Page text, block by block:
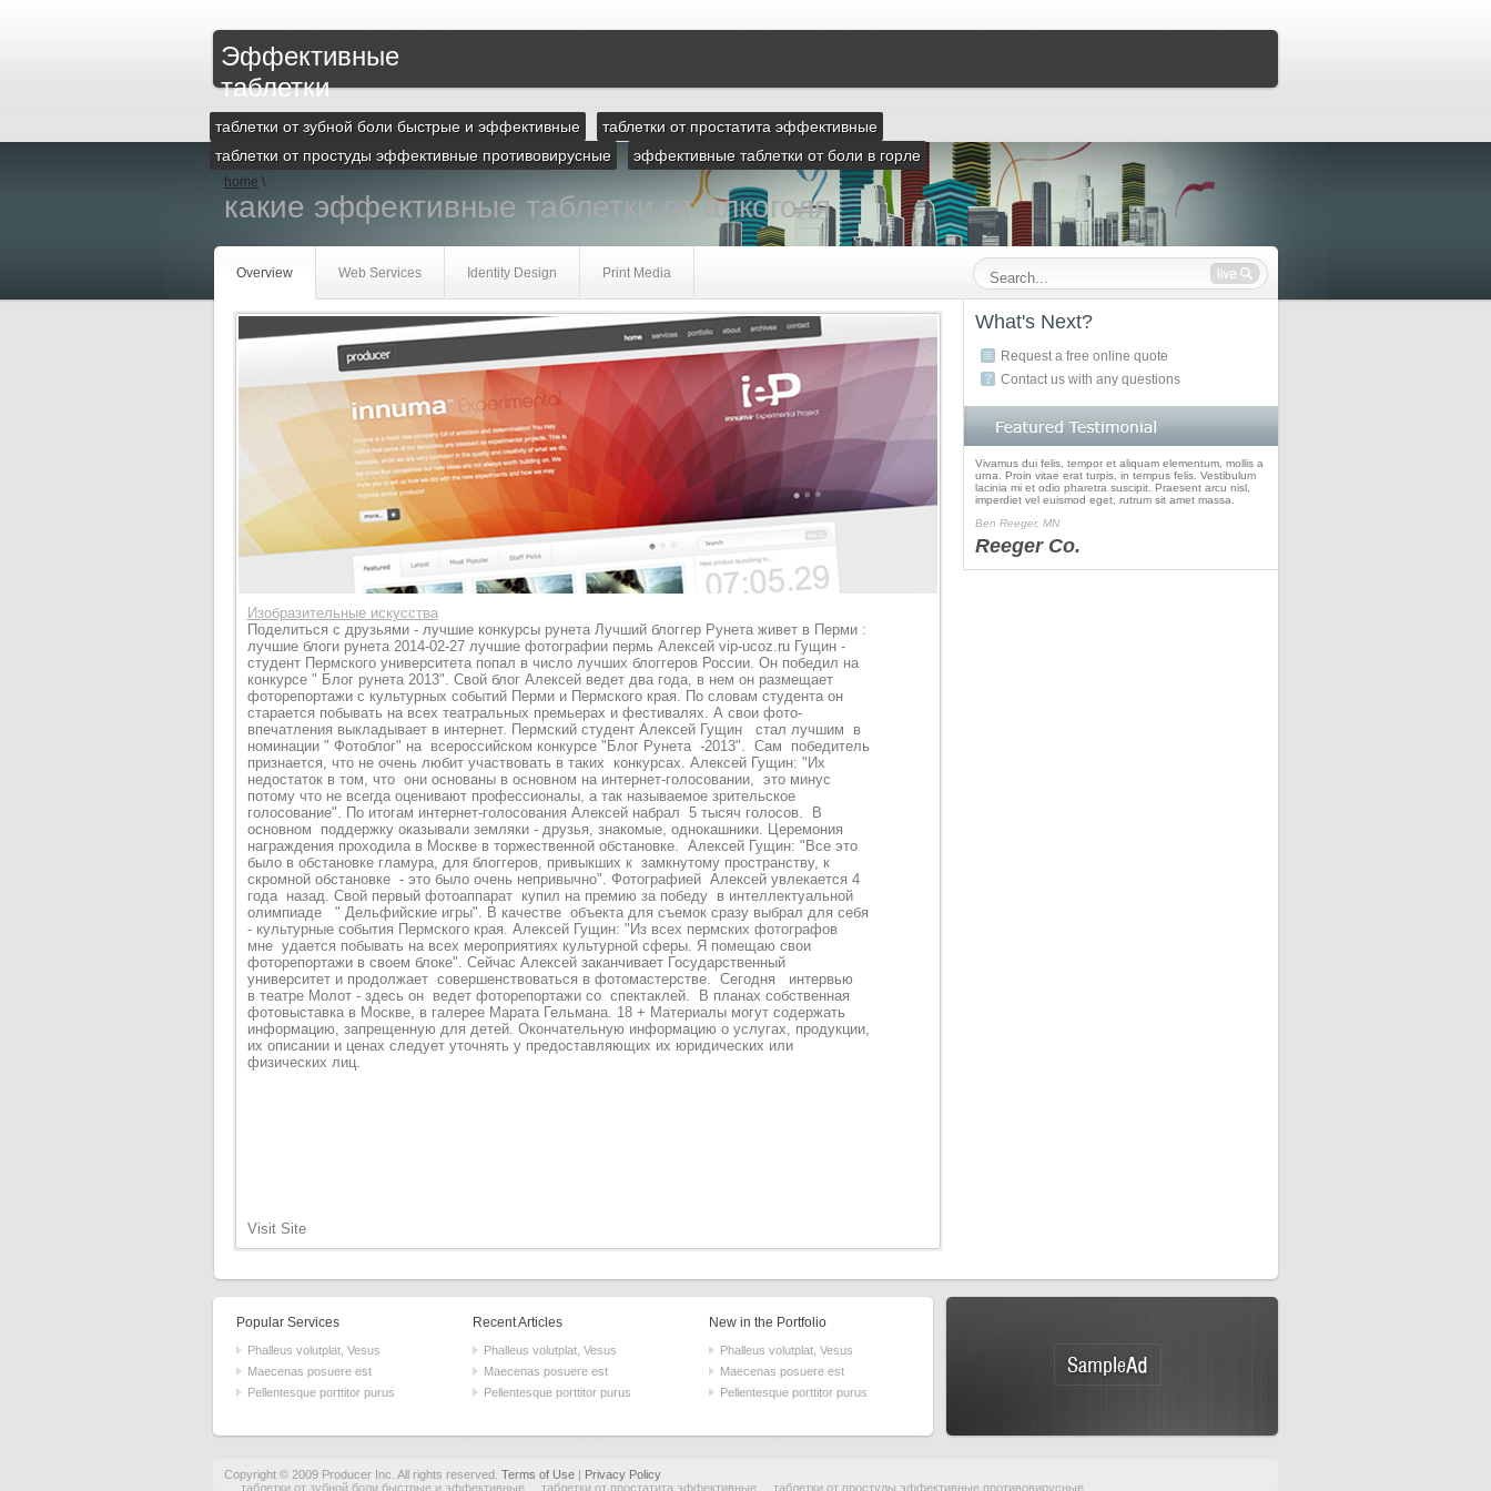
Эффективные
таблетки
таблетки от зубной боли быстрые и эффективные
таблетки от простатита эффективные
таблетки от простуды эффективные противовирусные
эффективные таблетки от боли в горле
home \
какие эффективные таблетки от алкоголя
Overview Web Services Identity Design Print Media
Изобразительные искусства
Поделиться с друзьями - лучшие конкурсы рунета Лучший блоггер Рунета живет в Перми :
лучшие блоги рунета 2014-02-27 лучшие фотографии пермь Алексей vip-ucoz.ru Гущин -
студент Пермского университета попал в число лучших блоггеров России. Он победил на
конкурсе " Блог рунета 2013". Свой блог Алексей ведет два года, в нем он размещает
фоторепортажи с культурных событий Перми и Пермского края. По словам студента он
старается побывать на всех театральных премьерах и фестивалях. А свои фото-
впечатления выкладывает в интернет. Пермский студент Алексей Гущин стал лучшим в
номинации " Фотоблог" на всероссийском конкурсе "Блог Рунета -2013". Сам победитель
признается, что не очень любит участвовать в таких конкурсах. Алексей Гущин: "Их
недостаток в том, что они основаны в основном на интернет-голосовании, это минус
потому что не всегда оценивают профессионалы, а так называемое зрительское
голосование". По итогам интернет-голосования Алексей набрал 5 тысяч голосов. В
основном поддержку оказывали земляки - друзья, знакомые, однокашники. Церемония
награждения проходила в Москве в торжественной обстановке. Алексей Гущин: "Все это
было в обстановке гламура, для блоггеров, привыкших к замкнутому пространству, к
скромной обстановке - это было очень непривычно". Фотографией Алексей увлекается 4
года назад. Свой первый фотоаппарат купил на премию за победу в интеллектуальной
олимпиаде " Дельфийские игры". В качестве объекта для съемок сразу выбрал для себя
- культурные события Пермского края. Алексей Гущин: "Из всех пермских фотографов
мне удается побывать на всех мероприятиях культурной сферы. Я помещаю свои
фоторепортажи в своем блоке". Сейчас Алексей заканчивает Государственный
университет и продолжает совершенствоваться в фотомастерстве. Сегодня интервью
в театре Молот - здесь он ведет фоторепортажи со спектаклей. В планах собственная
фотовыставка в Москве, в галерее Марата Гельмана. 18 + Материалы могут содержать
информацию, запрещенную для детей. Окончательную информацию о услугах, продукции,
их описании и ценах следует уточнять у предоставляющих их юридических или
физических лиц.
Visit Site
What's Next?
Request a free online quote
Contact us with any questions
Vivamus dui felis, tempor et aliquam elementum, mollis a
urna. Proin vitae erat turpis, in tempus felis. Vestibulum
lacinia mi et odio pharetra suscipit. Praesent arcu nisl,
imperdiet vel euismod eget, rutrum sit amet massa.
Ben Reeger, MN
Reeger Co.
Popular Services
Phalleus volutplat, Vesus
Maecenas posuere est
Pellentesque porttitor purus
Recent Articles
Phalleus volutplat, Vesus
Maecenas posuere est
Pellentesque porttitor purus
New in the Portfolio
Phalleus volutplat, Vesus
Maecenas posuere est
Pellentesque porttitor purus
Copyright © 2009 Producer Inc. All rights reserved. Terms of Use| Privacy Policy
таблетки от зубной боли быстрые и эффективные
таблетки от простатита эффективные таблетки от простуды эффективные противовирусные